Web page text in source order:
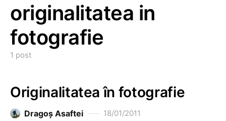
originalitatea in
fotografie
1 post
Originalitatea în fotografie
Dragoş Asaftei 18/01/2011